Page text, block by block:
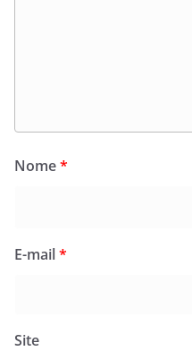
Nome*
E-mail*
Site